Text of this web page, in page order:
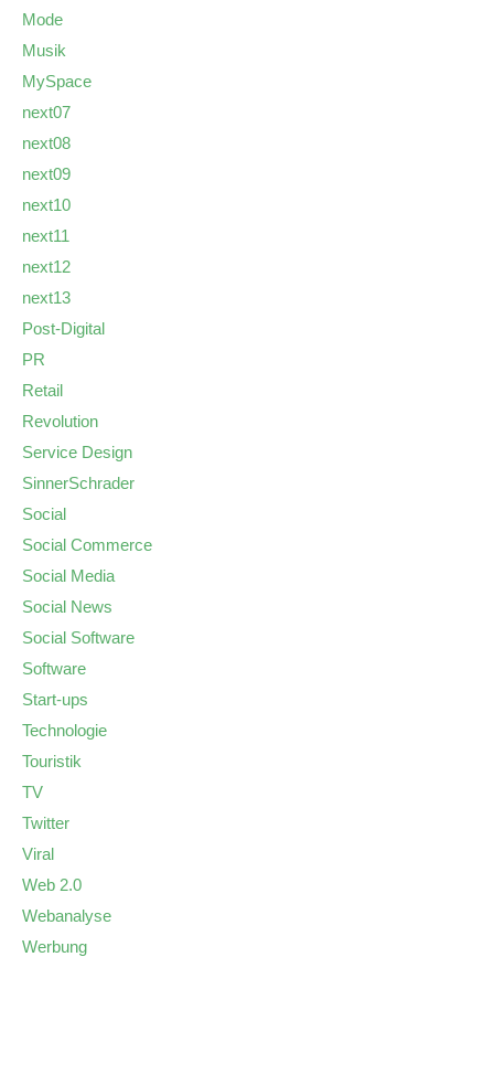
Mode
Musik
MySpace
next07
next08
next09
next10
next11
next12
next13
Post-Digital
PR
Retail
Revolution
Service Design
SinnerSchrader
Social
Social Commerce
Social Media
Social News
Social Software
Software
Start-ups
Technologie
Touristik
TV
Twitter
Viral
Web 2.0
Webanalyse
Werbung